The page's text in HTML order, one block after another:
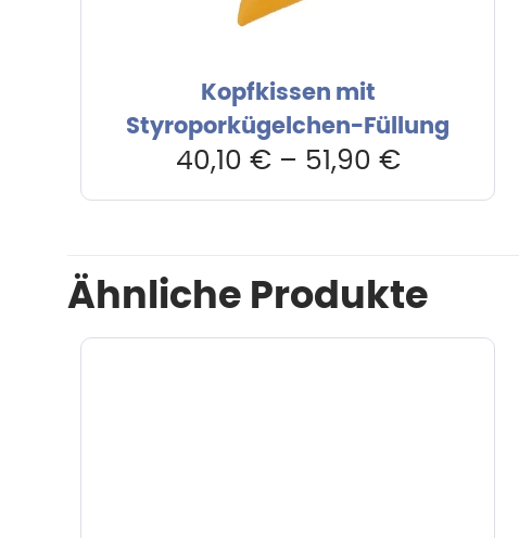
Kopfkissen mit
Styroporkügelchen-Füllung
40,10 €– 51,90 €
Ähnliche Produkte